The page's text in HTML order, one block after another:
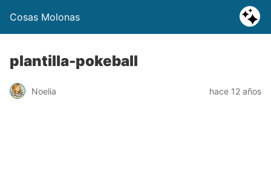
Cosas Molonas
plantilla-pokeball
Noelia hace 12 años